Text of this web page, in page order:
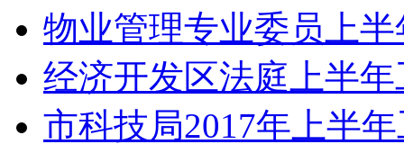
物业管理专业委员上
经济开发区法庭上半
市科技局2017年上半